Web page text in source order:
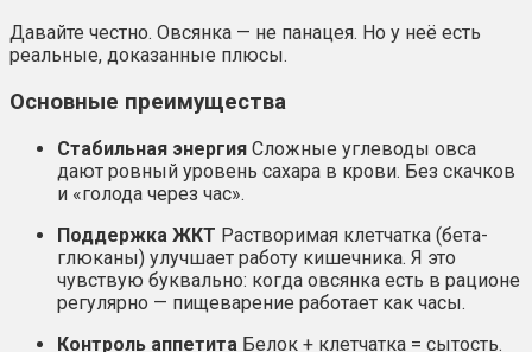
Давайте честно. Овсянка — не панацея. Но у неё есть
реальные, доказанные плюсы.
Основные преимущества
Стабильная энергия Сложные углеводы овса
дают ровный уровень сахара в крови. Без скачков
и «голода через час».
Поддержка ЖКТ Растворимая клетчатка (бета-
глюканы) улучшает работу кишечника. Я это
чувствую буквально: когда овсянка есть в рационе
регулярно — пищеварение работает как часы.
Контроль аппетита Белок + клетчатка = сытость.